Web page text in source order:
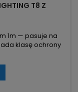
T8 Z
1m — pasuje na
klasę ochrony
ze wszystkimi
odpowiednia
i kołnierz z
trwała i szczelna